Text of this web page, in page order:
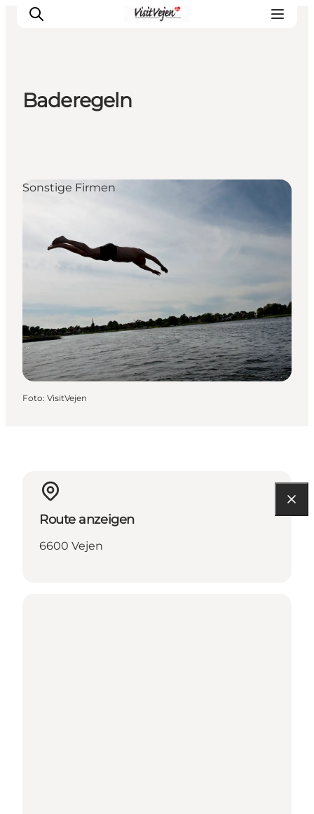
Städte
Events
Baderegeln
Sonstige Firmen
Foto: VisitVejen
Route anzeigen
6600 Vejen